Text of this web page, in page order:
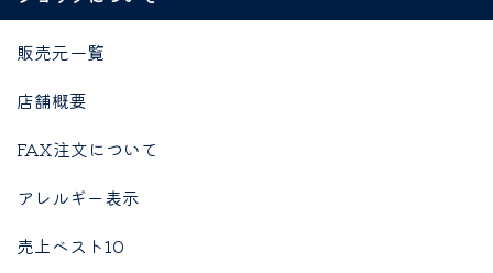
販売元一覧
店舗概要
FAX注文について
アレルギー表示
売上ベスト10